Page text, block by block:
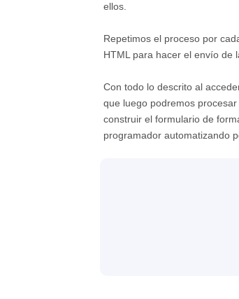
ellos.
Repetimos el proceso por
HTML para hacer el envío de
Con todo lo descrito al
que luego podremos
construir el formulario de
programador automatizando